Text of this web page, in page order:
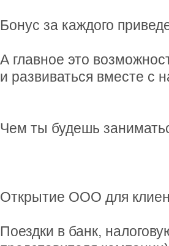
Бонус за каждого
А главное это
и развиваться вместе с
Чем ты будешь
Открытие ООО для
Поездки в банк,